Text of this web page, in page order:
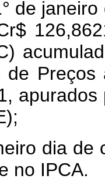
janeiro
Preços
dia de
no IPCA.